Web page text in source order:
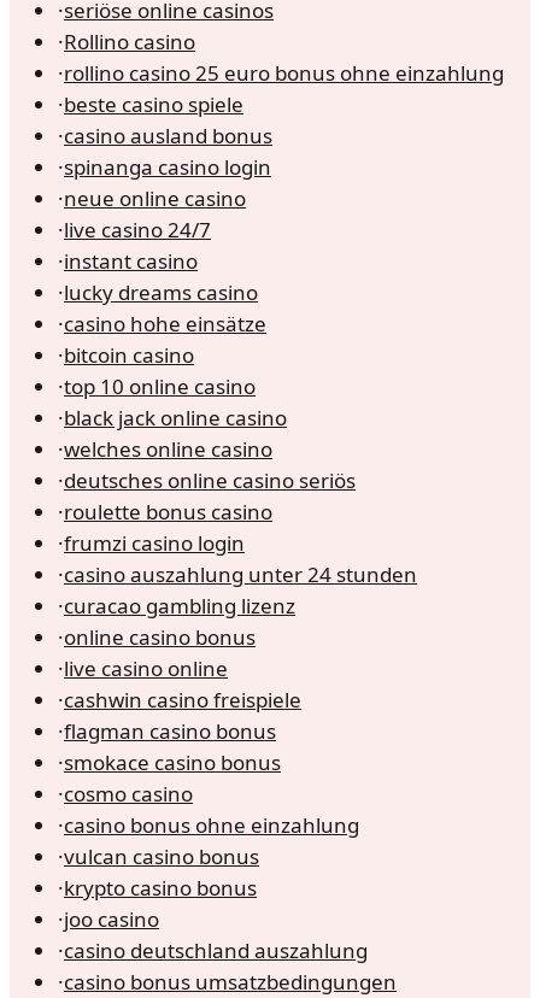
·seriöse online casinos
·Rollino casino
·rollino casino 25 euro bonus ohne einzahlung
·beste casino spiele
·casino ausland bonus
·spinanga casino login
·neue online casino
·live casino 24/7
·instant casino
·lucky dreams casino
·casino hohe einsätze
·bitcoin casino
·top 10 online casino
·black jack online casino
·welches online casino
·deutsches online casino seriös
·roulette bonus casino
·frumzi casino login
·casino auszahlung unter 24 stunden
·curacao gambling lizenz
·online casino bonus
·live casino online
·cashwin casino freispiele
·flagman casino bonus
·smokace casino bonus
·cosmo casino
·casino bonus ohne einzahlung
·vulcan casino bonus
·krypto casino bonus
·joo casino
·casino deutschland auszahlung
·casino bonus umsatzbedingungen